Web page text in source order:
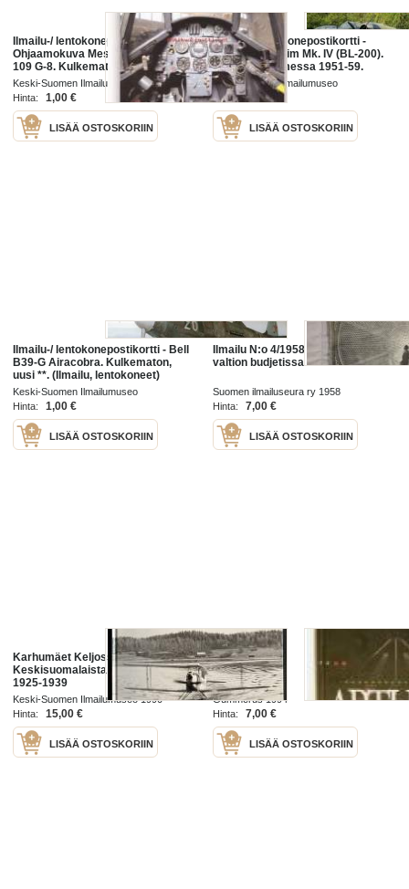
Ilmailu-/ lentokonepostikortti -
Ohjaamokuva Messerschmitt Bf
109 G-8. Kulkematon, uusi **.
(Ilmailu, lentokoneet)
Keski-Suomen Ilmailumuseo
Hinta:
1,00 €
LISÄÄ OSTOSKORIIN
Ilmailu-/ lentokonepostikortti -
Bristol Blenheim Mk. IV (BL-200).
Käytetty Suomessa 1951-59.
Kulkematon, uusi **. (Ilmailu,
lentokoneet, sotahistoria)
Keski-Suomen Ilmailumuseo
Hinta:
1,00 €
LISÄÄ OSTOSKORIIN
Ilmailu-/ lentokonepostikortti - Bell
B39-G Airacobra. Kulkematon,
uusi **. (Ilmailu, lentokoneet)
Keski-Suomen Ilmailumuseo
Hinta:
1,00 €
LISÄÄ OSTOSKORIIN
Ilmailu N:o 4/1958 Siviili-ilmailu
valtion budjetissa
Suomen ilmailuseura ry 1958
Hinta:
7,00 €
LISÄÄ OSTOSKORIIN
Karhumäet Keljossa -
Keskisuomalaista siviili-ilmailua
1925-1939
Keski-Suomen Ilmailumuseo 1990
Hinta:
15,00 €
LISÄÄ OSTOSKORIIN
Kiitorata
Gummerus 1994
Hinta:
7,00 €
LISÄÄ OSTOSKORIIN